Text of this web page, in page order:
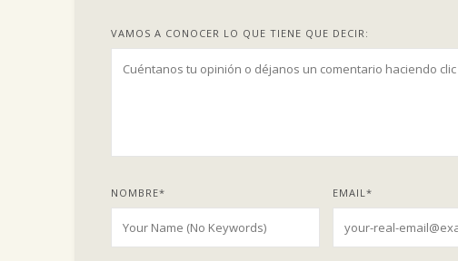
VAMOS A CONOCER LO QUE TIENE QUE DECIR:
NOMBRE* EMAIL*